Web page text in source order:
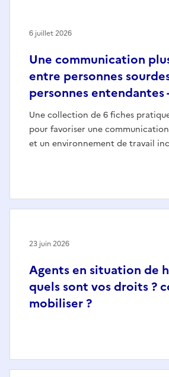
Une communication
entre personnes
personnes entendantes
Une collection de 6 fiches
pour favoriser une
et un environnement de travail
6 juillet 2026
Agents en situation de
quels sont vos droits ?
mobiliser ?
23 juin 2026